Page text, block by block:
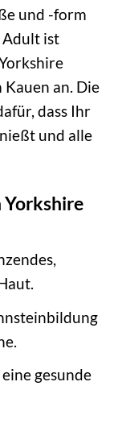
und -form
Adult ist
an. Die
dass Ihr
und alle
Yorkshire
gesunde